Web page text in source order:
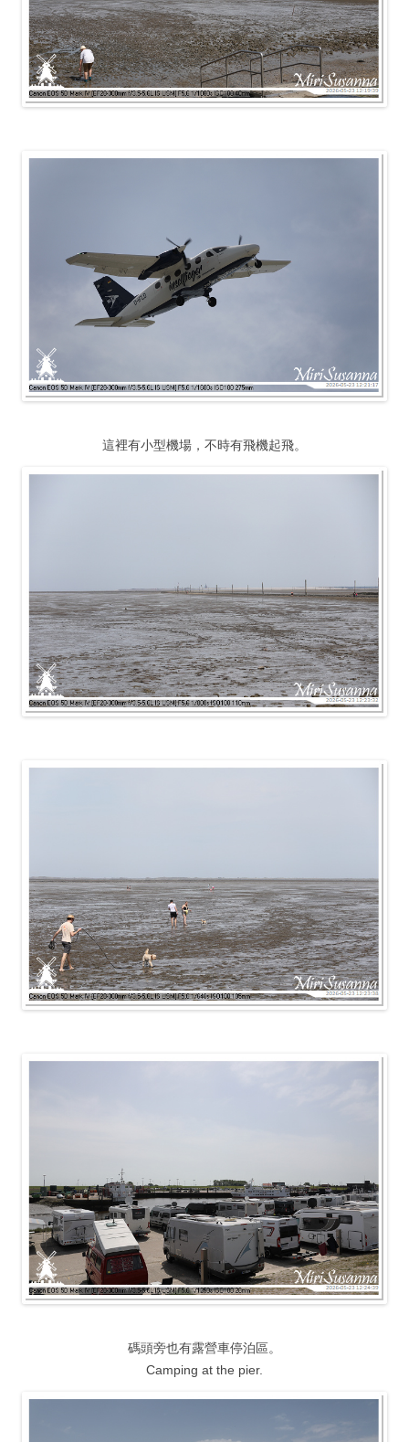
這裡有小型機場，不時有飛機起飛。
碼頭旁也有露營車停泊區。
Camping at the pier.